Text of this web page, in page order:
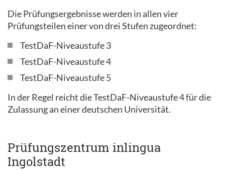
Die Prüfungsergebnisse werden in allen vier
Prüfungsteilen einer von drei Stufen zugeordnet:
TestDaF-Niveaustufe 3
TestDaF-Niveaustufe 4
TestDaF-Niveaustufe 5
In der Regel reicht die TestDaF-Niveaustufe 4 für die
Zulassung an einer deutschen Universität.
Prüfungszentrum inlingua
Ingolstadt